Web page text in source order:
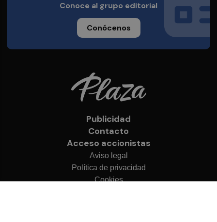
Conoce al grupo editorial
Conócenos
Publicidad
Contacto
Acceso accionistas
Aviso legal
Política de privacidad
Cookies